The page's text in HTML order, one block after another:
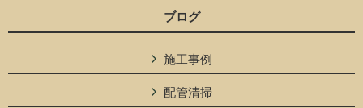
ブログ
施工事例
配管清掃